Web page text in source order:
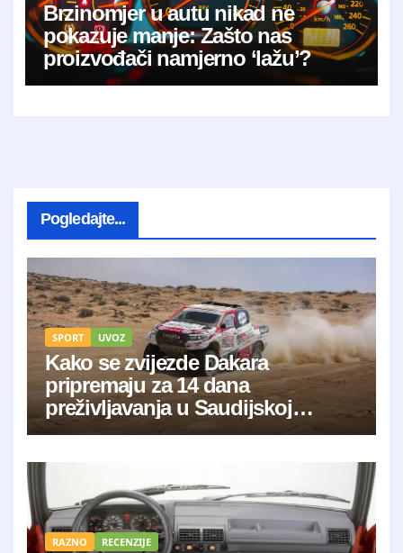
Brzinomjer u autu nikad ne
pokazuje manje: Zašto nas
proizvođači namjerno ‘lažu’?
Pogledajte...
SPORT UVOZ
Kako se zvijezde Dakara
pripremaju za 14 dana
preživljavanja u Saudijskoj
Arabiji?
RAZNO RECENZIJE